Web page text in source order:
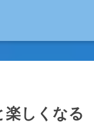
楽しくなる